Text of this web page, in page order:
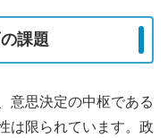
課題
意思決定の中枢である
は限られています。政